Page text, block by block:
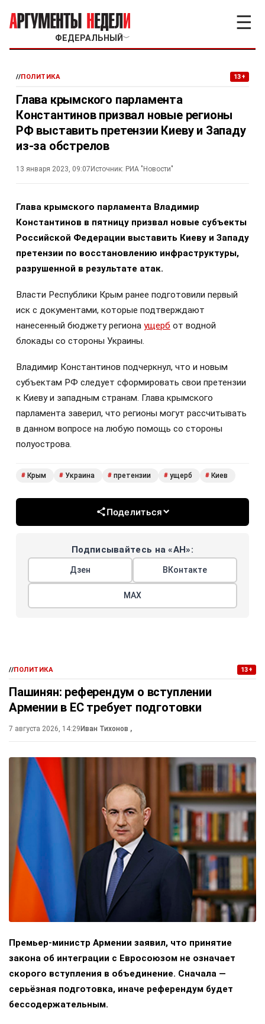
ФЕДЕРАЛЬНЫЙ ﹀
☰
//ПОЛИТИКА 13+
Глава крымского парламента
Константинов призвал новые регионы
РФ выставить претензии Киеву и Западу
из-за обстрелов
13 января 2023, 09:07 Источник: РИА "Новости"
Глава крымского парламента Владимир
Константинов в пятницу призвал новые субъекты
Российской Федерации выставить Киеву и Западу
претензии по восстановлению инфраструктуры,
разрушенной в результате атак.
Власти Республики Крым ранее подготовили первый
иск с документами, которые подтверждают
нанесенный бюджету региона ущерб от водной
блокады со стороны Украины.
Владимир Константинов подчеркнул, что и новым
субъектам РФ следует сформировать свои претензии
к Киеву и западным странам. Глава крымского
парламента заверил, что регионы могут рассчитывать
в данном вопросе на любую помощь со стороны
полуострова.
# Крым # Украина # претензии # ущерб # Киев
Поделиться
Подписывайтесь на «АН»:
Дзен ВКонтакте
МАХ
//ПОЛИТИКА 13+
Пашинян: референдум о вступлении
Армении в ЕС требует подготовки
7 августа 2026, 14:29Иван Тихонов ,
Премьер-министр Армении заявил, что принятие
закона об интеграции с Евросоюзом не означает
скорого вступления в объединение. Сначала —
серьёзная подготовка, иначе референдум будет
бессодержательным.